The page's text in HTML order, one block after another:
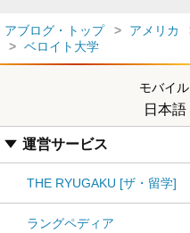
アブログ・トップ アメリカ
ベロイト大学
モバイル
日本語
運営サービス
THE RYUGAKU [ザ・留学]
ラングペディア